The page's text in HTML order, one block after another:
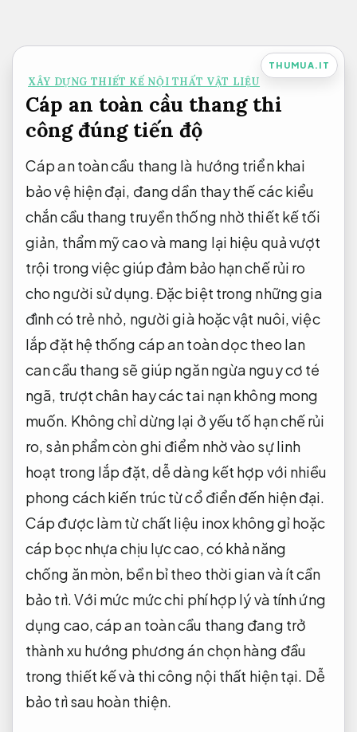
nội
dung
THUMUA.IT
XÂY DỰNG THIẾT KẾ NỘI THẤT VẬT LIỆU
Cáp an toàn cầu thang thi
công đúng tiến độ
Cáp an toàn cầu thang là hướng triển khai
bảo vệ hiện đại, đang dần thay thế các kiểu
chắn cầu thang truyền thống nhờ thiết kế tối
giản, thẩm mỹ cao và mang lại hiệu quả vượt
trội trong việc giúp đảm bảo hạn chế rủi ro
cho người sử dụng. Đặc biệt trong những gia
đình có trẻ nhỏ, người già hoặc vật nuôi, việc
lắp đặt hệ thống cáp an toàn dọc theo lan
can cầu thang sẽ giúp ngăn ngừa nguy cơ té
ngã, trượt chân hay các tai nạn không mong
muốn. Không chỉ dừng lại ở yếu tố hạn chế rủi
ro, sản phẩm còn ghi điểm nhờ vào sự linh
hoạt trong lắp đặt, dễ dàng kết hợp với nhiều
phong cách kiến trúc từ cổ điển đến hiện đại.
Cáp được làm từ chất liệu inox không gỉ hoặc
cáp bọc nhựa chịu lực cao, có khả năng
chống ăn mòn, bền bỉ theo thời gian và ít cần
bảo trì. Với mức mức chi phí hợp lý và tính ứng
dụng cao, cáp an toàn cầu thang đang trở
thành xu hướng phương án chọn hàng đầu
trong thiết kế và thi công nội thất hiện tại. Dễ
bảo trì sau hoàn thiện.